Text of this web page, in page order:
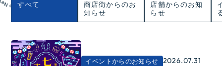
すべて
商店街からのお
知らせ
店舗からのお知
らせ
イベントからのお知らせ 2026.07.31